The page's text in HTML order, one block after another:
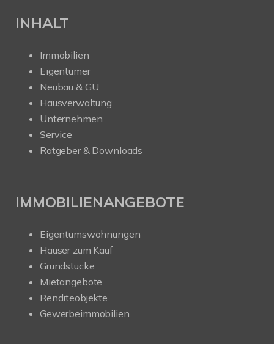
INHALT
Immobilien
Eigentümer
Neubau & GU
Hausverwaltung
Unternehmen
Service
Ratgeber & Downloads
IMMOBILIENANGEBOTE
Eigentumswohnungen
Häuser zum Kauf
Grundstücke
Mietangebote
Renditeobjekte
Gewerbeimmobilien